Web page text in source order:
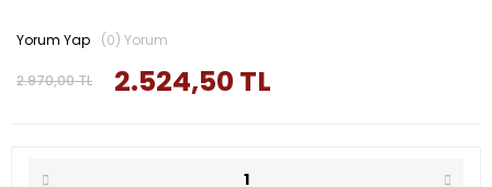
2.970,00 TL 2.524,50 TL
Yorum Yap (0) Yorum